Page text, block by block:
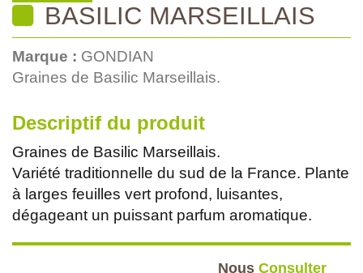
BASILIC MARSEILLAIS
Marque : GONDIAN
Graines de Basilic Marseillais.
Descriptif du produit
Graines de Basilic Marseillais.
Variété traditionnelle du sud de la France. Plante
à larges feuilles vert profond, luisantes,
dégageant un puissant parfum aromatique.
Nous Consulter